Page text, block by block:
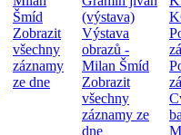
Šmíd
Zobrazit
všechny
záznamy
ze dne
(výstava)
Výstava
obrazů -
Milan Šmíd
Zobrazit
všechny
záznamy ze
dne